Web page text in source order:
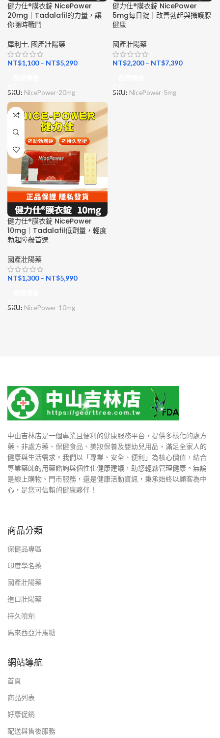
健力仕®膜衣錠 NicePower
20mg｜Tadalafil的力量，讓
你隨時戰鬥
犀利士, 國產壯陽藥
NT$1,100– NT$5,290
SKU: NicePower-20mg
健力仕®膜衣錠 NicePower
5mg每日錠｜改善勃起與攝護腺
健康
國產壯陽藥
NT$2,200– NT$7,390
SKU: NicePower-5mg
健力仕®膜衣錠 NicePower
10mg｜Tadalafil低劑量，輕度
勃起障礙首選
國產壯陽藥
NT$1,300– NT$5,990
SKU: NicePower-10mg
中山吉林店是一個專業且便利的健康服務平台，提供多樣化的處方
藥、非處方藥、保健食品、美妝保養及嬰幼兒用品，滿足全家人的
健康與生活需求。我們以「專業、安全、便利」為核心價值，結合
專業藥師的用藥諮詢與個性化健康建議，助您輕鬆管理健康。無論
是線上購物、門市服務，還是健康活動資訊，秉承始終以顧客為中
心，是您可信賴的健康夥伴！
商品分類
保健品專區
印度學名藥
國產壯陽藥
進口壯陽藥
持久噴劑
馬來西亞汗馬糖
網站導航
首頁
商品列表
好康促銷
配送與售後服務